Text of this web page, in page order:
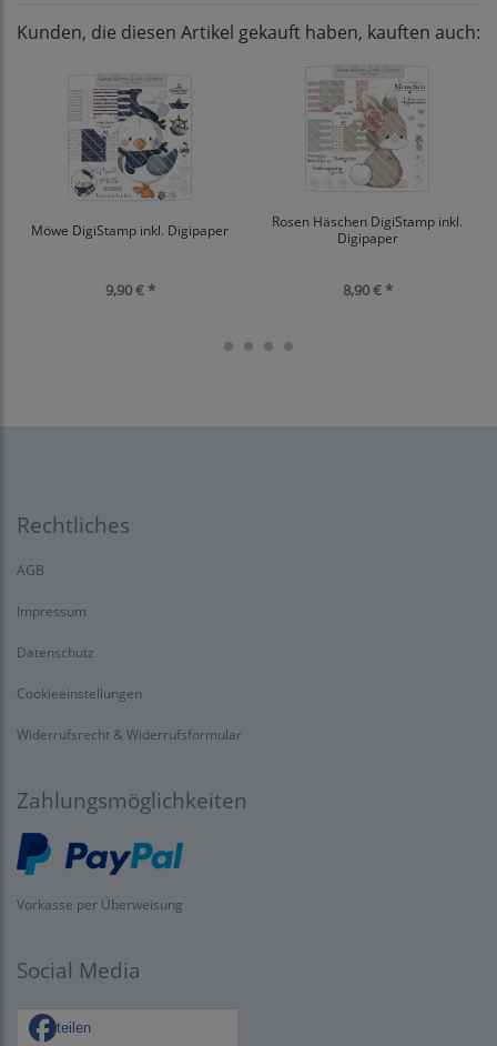
Kunden, die diesen Artikel gekauft haben, kauften auch:
Möwe DigiStamp inkl. Digipaper
9,90 € *
Rosen Häschen DigiStamp inkl.
Digipaper
8,90 € *
Rechtliches
AGB
Impressum
Datenschutz
Cookieeinstellungen
Widerrufsrecht & Widerrufsformular
Zahlungsmöglichkeiten
Vorkasse per Überweisung
Social Media
teilen